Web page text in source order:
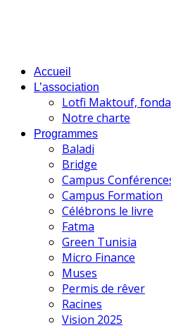
Accueil
L’association
Lotfi Maktouf,
Notre charte
Programmes
Baladi
Bridge
Campus
Campus Formation
Célébrons le livre
Fatma
Green Tunisia
Micro Finance
Muses
Permis de rêver
Racines
Vision 2025